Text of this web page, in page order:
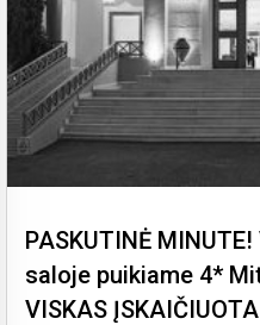
PASKUTINĖ
saloje puikiame 4*
VISKAS